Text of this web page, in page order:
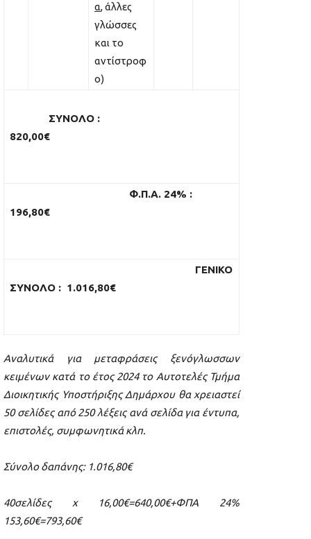
α, άλλες
γλώσσες
και το
αντίστροφ
ο)
ΣΥΝΟΛΟ :
820,00€
Φ.Π.Α. 24% :
196,80€
ΓΕΝΙΚΟ
ΣΥΝΟΛΟ : 1.016,80€
Αναλυτικά για μεταφράσεις ξενόγλωσσων
κειμένων κατά το έτος 2024 το Αυτοτελές Τμήμα
Διοικητικής Υποστήριξης Δημάρχου θα χρειαστεί
50 σελίδες από 250 λέξεις ανά σελίδα για έντυπα,
επιστολές, συμφωνητικά κλπ.
Σύνολο δαπάνης: 1.016,80€
40σελίδες χ 16,00€=640,00€+ΦΠΑ 24%
153,60€=793,60€